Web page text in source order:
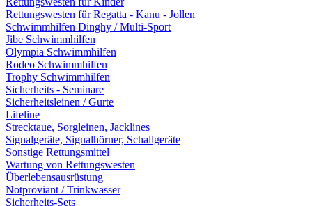
Rettungswesten für Regatta - Kanu - Jollen
Schwimmhilfen Dinghy / Multi-Sport
Jibe Schwimmhilfen
Olympia Schwimmhilfen
Rodeo Schwimmhilfen
Trophy Schwimmhilfen
Sicherheits - Seminare
Sicherheitsleinen / Gurte
Lifeline
Strecktaue, Sorgleinen, Jacklines
Signalgeräte, Signalhörner, Schallgeräte
Sonstige Rettungsmittel
Wartung von Rettungswesten
Überlebensausrüstung
Notproviant / Trinkwasser
Sicherheits-Sets